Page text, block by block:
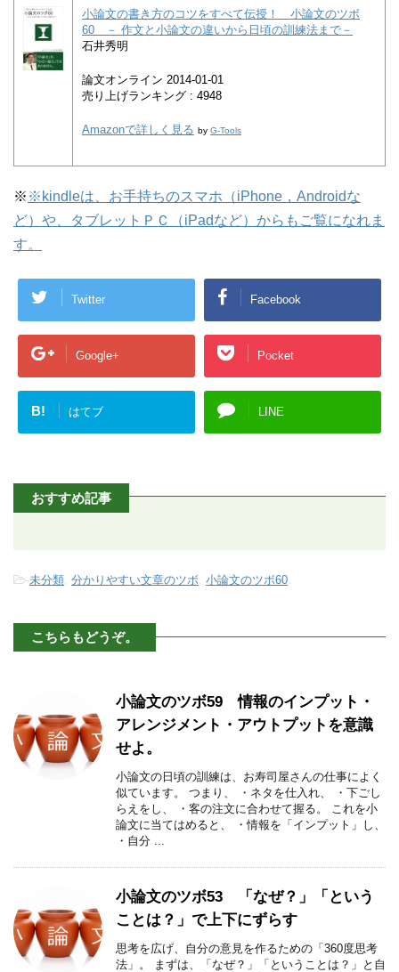
小論文の書き方のコツをすべて伝授！ 小論文のツボ
60 － 作文と小論文の違いから日頃の訓練法まで－
石井秀明
論文オンライン 2014-01-01
売り上げランキング : 4948
Amazonで詳しく見る by G-Tools
※ ※kindleは、お手持ちのスマホ（iPhone，Androidな
ど）や、タブレットＰＣ（iPadなど）からもご覧になれま
す。
Twitter Facebook
Google+ Pocket
B! はてブ LINE
おすすめ記事
-未分類 分かりやすい文章のツボ 小論文のツボ60
こちらもどうぞ。
小論文のツボ59 情報のインプット・
アレンジメント・アウトプットを意識
せよ。
小論文の日頃の訓練は、お寿司屋さんの仕事によく
似ています。 つまり、 ・ネタを仕入れ、 ・下ごし
らえをし、 ・客の注文に合わせて握る。 これを小
論文に当てはめると、 ・情報を「インプット」し、
・自分 ...
小論文のツボ53 「なぜ？」「という
ことは？」で上下にずらす
思考を広げ、自分の意見を作るための「360度思考
法」。 まずは、「なぜ？」「ということは？」と自